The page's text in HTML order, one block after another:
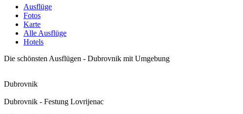
Ausflüge
Fotos
Karte
Alle Ausflüge
Hotels
Die schönsten Ausflügen - Dubrovnik mit Umgebung
Dubrovnik
Dubrovnik - Festung Lovrijenac